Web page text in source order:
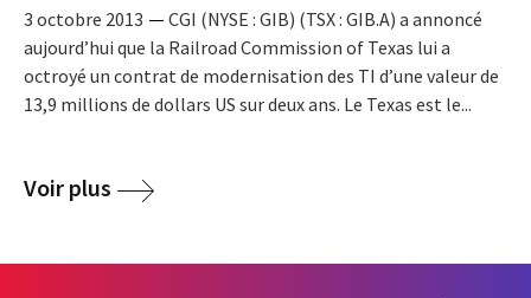
3 octobre 2013
CGI (NYSE : GIB) (TSX : GIB.A) a annoncé
aujourd’hui que la Railroad Commission of Texas lui a
octroyé un contrat de modernisation des TI d’une valeur de
13,9 millions de dollars US sur deux ans. Le Texas est le...
Voir plus